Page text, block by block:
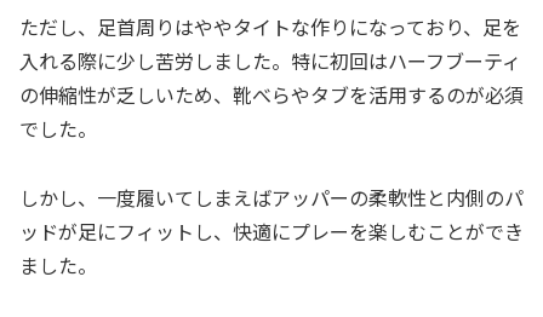
ただし、足首周りはややタイトな作りになっており、足を
入れる際に少し苦労しました。特に初回はハーフブーティ
の伸縮性が乏しいため、靴べらやタブを活用するのが必須
でした。
しかし、一度履いてしまえばアッパーの柔軟性と内側のパ
ッドが足にフィットし、快適にプレーを楽しむことができ
ました。